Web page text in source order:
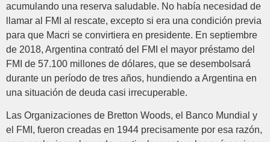
acumulando una reserva saludable. No había necesidad de
llamar al FMI al rescate, excepto si era una condición previa
para que Macri se convirtiera en presidente. En septiembre
de 2018, Argentina contrató del FMI el mayor préstamo del
FMI de 57.100 millones de dólares, que se desembolsará
durante un período de tres años, hundiendo a Argentina en
una situación de deuda casi irrecuperable.
Las Organizaciones de Bretton Woods, el Banco Mundial y
el FMI, fueron creadas en 1944 precisamente por esa razón,